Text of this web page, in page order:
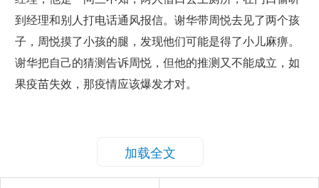
到经理和别人打电话通风报信。谢华带周悦去见了两个孩
子，周悦摸了小孩的腿，发现他们可能是得了小儿麻痹。
谢华把自己的猜测告诉周悦，但他的推测又不能成立，如
果疫苗失效，那疫情应该爆发才对。
加载全文